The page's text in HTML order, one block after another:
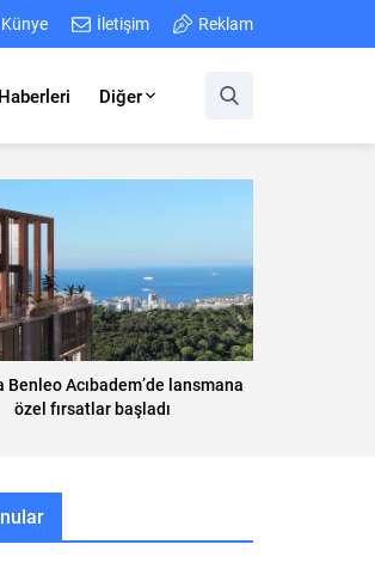
Künye İletişim Reklam
Diğer
Benleo Acıbadem’de lansmana
özel fırsatlar başladı